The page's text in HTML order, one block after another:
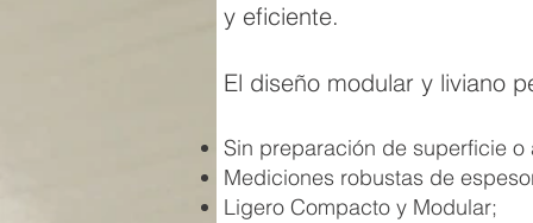
y eficiente.
El diseño modular y liviano
Sin preparación de superficie o
Mediciones robustas de
Ligero Compacto y Modular;